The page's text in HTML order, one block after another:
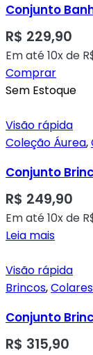
R$ 229,90
Em até 10x de
Comprar
Sem Estoque
Visão rápida
Coleção Áurea,
R$ 249,90
Em até 10x de
Leia mais
Visão rápida
Brincos,Colares
R$ 315,90